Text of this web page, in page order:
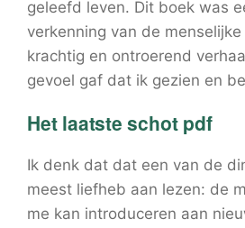
geleefd leven. Dit boek was
verkenning van de
krachtig en ontroerend
gevoel gaf dat ik gezien en
Het laatste schot pdf
Ik denk dat dat een van de
meest liefheb aan lezen: de
me kan introduceren aan